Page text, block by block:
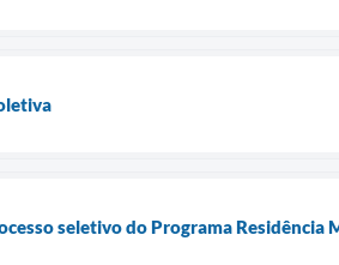
seletivo do Programa Residência